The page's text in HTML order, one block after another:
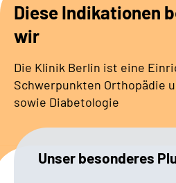
Unsere Angebote
Karriere
Suche
Diese Indikationen
wir
Die Klinik Berlin ist eine
Schwerpunkten Orthopädie
sowie Diabetologie
Unser besonderes